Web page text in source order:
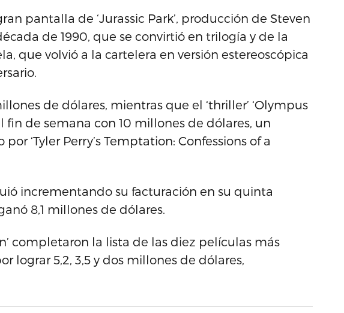
pantalla de ‘Jurassic Park’, producción de Steven
de 1990, que se convirtió en trilogía y de la
que volvió a la cartelera en versión estereoscópica
de dólares, mientras que el ‘thriller’ ‘Olympus
fin de semana con 10 millones de dólares, un
‘Tyler Perry’s Temptation: Confessions of a
incrementando su facturación en su quinta
8,1 millones de dólares.
completaron la lista de las diez películas más
lograr 5,2, 3,5 y dos millones de dólares,